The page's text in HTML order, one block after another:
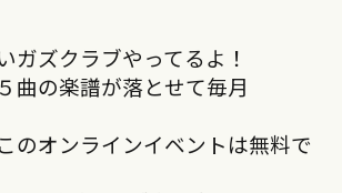
ガズクラブやってるよ！
曲の楽譜が落とせて毎月
のオンラインイベントは無料で